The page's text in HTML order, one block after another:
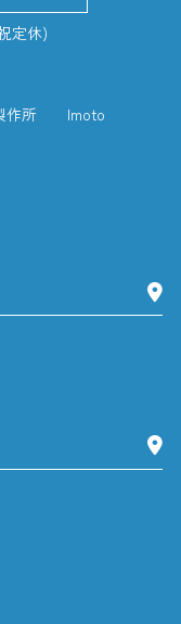
定休)
製作所 Imoto